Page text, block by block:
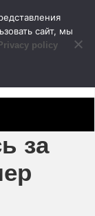
зарубежного
за
сайт, мы
Privacy policy